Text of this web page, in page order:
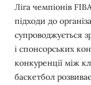
Ліга чемпіонів
підходи до
супроводжується
і спонсорських
конкуренції між
баскетбол